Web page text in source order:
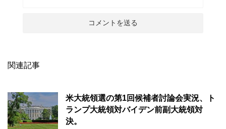
関連記事
米大統領選の第1回候補者討論会実況、ト
ランプ大統領対バイデン前副大統領対
決。